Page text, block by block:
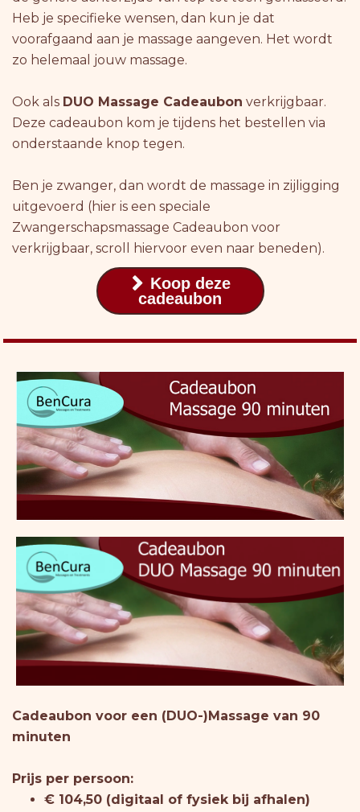
Heb je specifieke wensen, dan kun je dat
voorafgaand aan je massage aangeven. Het wordt
zo helemaal jouw massage.
Ook als DUO Massage Cadeaubon verkrijgbaar.
Deze cadeaubon kom je tijdens het bestellen via
onderstaande knop tegen.
Ben je zwanger, dan wordt de massage in zijligging
uitgevoerd (hier is een speciale
Zwangerschapsmassage Cadeaubon voor
verkrijgbaar, scroll hiervoor even naar beneden).
 Koop deze
cadeaubon
Cadeaubon voor een (DUO-)Massage van 90
minuten
Prijs per persoon:
€ 104,50 (digitaal of fysiek bij afhalen)